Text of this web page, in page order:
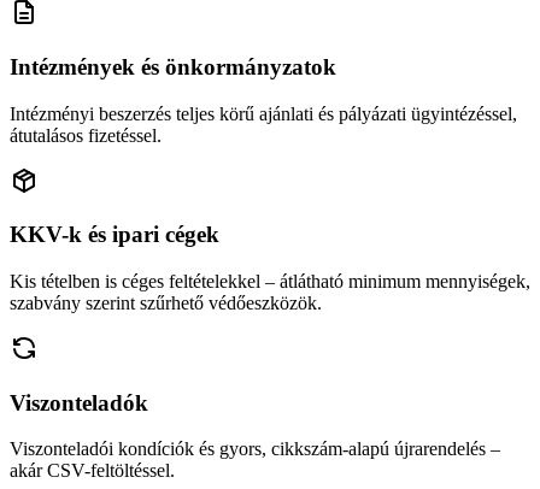
Intézmények és önkormányzatok
Intézményi beszerzés teljes körű ajánlati és pályázati ügyintézéssel,
átutalásos fizetéssel.
KKV-k és ipari cégek
Kis tételben is céges feltételekkel – átlátható minimum mennyiségek,
szabvány szerint szűrhető védőeszközök.
Viszonteladók
Viszonteladói kondíciók és gyors, cikkszám-alapú újrarendelés –
akár CSV-feltöltéssel.